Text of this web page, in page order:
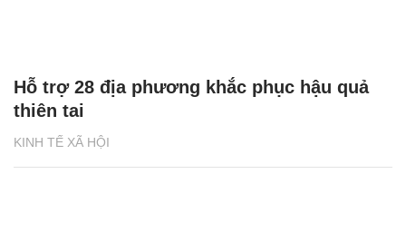
KINH TẾ XÃ HỘI
Hỗ trợ 28 địa phương khắc phục hậu quả
thiên tai